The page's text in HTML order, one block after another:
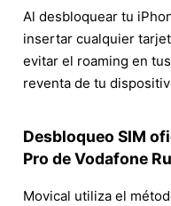
Al desbloquear tu
insertar cualquier
evitar el roaming en
reventa de tu
Desbloqueo SIM
Pro de Vodafone
Movical utiliza el